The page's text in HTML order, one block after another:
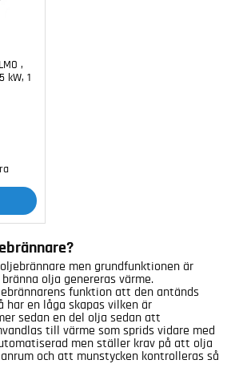
,
kW, 1
men grundfunktionen är
olja genereras värme.
funktion att den antänds
har en låga skapas vilken är
sedan en del olja sedan att
till värme som sprids vidare med
men ställer krav på att olja
och att munstycken kontrolleras så